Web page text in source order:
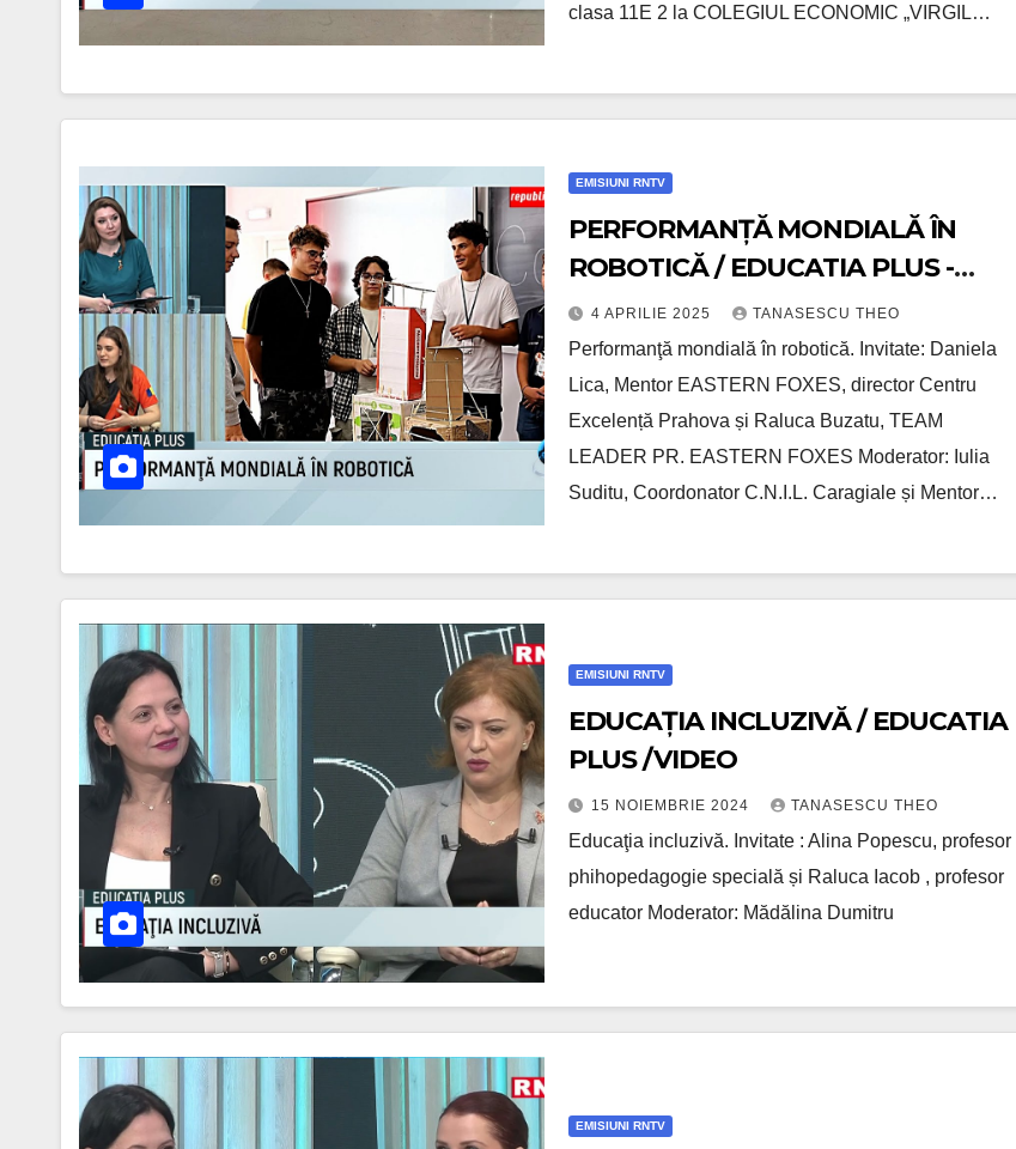
clasa 11E 2 la COLEGIUL ECONOMIC „VIRGIL…
EMISIUNI RNTV
PERFORMANȚĂ MONDIALĂ ÎN
ROBOTICĂ / EDUCATIA PLUS -
VIDEO
4 APRILIE 2025 TANASESCU THEO
Performanţă mondială în robotică. Invitate: Daniela
Lica, Mentor EASTERN FOXES, director Centru
Excelență Prahova și Raluca Buzatu, TEAM
LEADER PR. EASTERN FOXES Moderator: Iulia
Suditu, Coordonator C.N.I.L. Caragiale și Mentor…
EMISIUNI RNTV
EDUCAȚIA INCLUZIVĂ / EDUCATIA
PLUS /VIDEO
15 NOIEMBRIE 2024 TANASESCU THEO
Educaţia incluzivă. Invitate : Alina Popescu, profesor
phihopedagogie specială și Raluca Iacob , profesor
educator Moderator: Mădălina Dumitru
EMISIUNI RNTV